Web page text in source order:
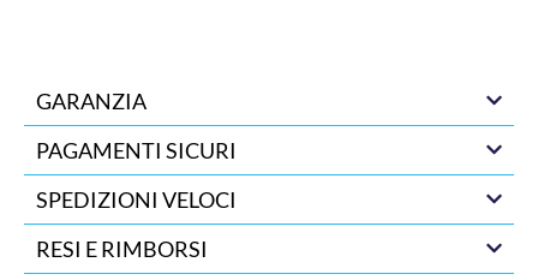
GARANZIA
PAGAMENTI SICURI
SPEDIZIONI VELOCI
RESI E RIMBORSI